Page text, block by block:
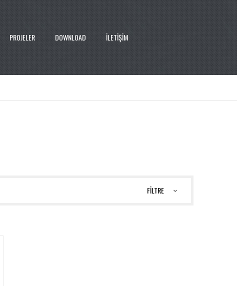
PROJELER DOWNLOAD İLETİŞİM
FİLTRE